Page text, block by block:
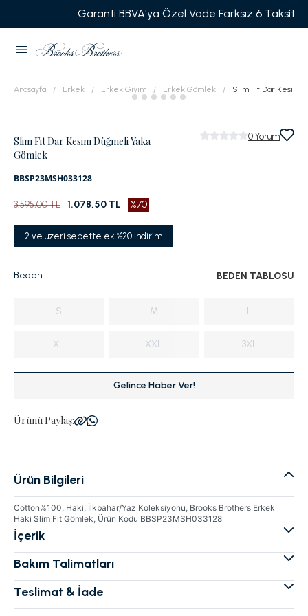
Garanti BBVA'ya Özel Vade Farksız 6 Taksit
Anasayfa Erkek Erkek Giyim Erkek Gömlek Slim Fit Dar Kesim
Slim Fit Dar Kesim Düğmeli Yaka
Gömlek
BBSP23MSH033128
0 Yorum
3.595,00 TL 1.078,50 TL %70
2 ve üzeri sepette ek %20 İndirim
Beden BEDEN TABLOSU
S M L
XL XXL 3XL
Gelince Haber Ver!
Ürünü Paylaş:
Ürün Bilgileri
Cotton%100, Haki, İlkbahar/Yaz Koleksiyonu, Brooks Brothers Erkek
Haki Slim Fit Gömlek, Ürün Kodu BBSP23MSH033128
İçerik
Bakım Talimatları
Teslimat & İade